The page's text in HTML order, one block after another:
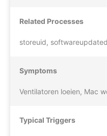
Related Processes
storeuid,
Symptoms
Ventilatoren loeien, Mac
Typical Triggers